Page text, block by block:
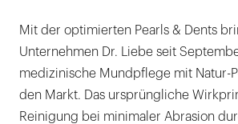
Mit der optimierten Pearls & Dents
Unternehmen Dr. Liebe seit
medizinische Mundpflege mit Natur-
den Markt. Das ursprüngliche
Reinigung bei minimaler Abrasion